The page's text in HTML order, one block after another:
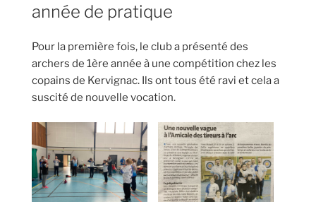
année de pratique
Pour la première fois, le club a présenté des
archers de 1ère année à une compétition chez les
copains de Kervignac. Ils ont tous été ravi et cela a
suscité de nouvelle vocation.